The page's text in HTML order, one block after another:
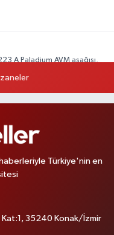
A Paladium AVM aşağısı,
QNB BANK
KARŞISI
Türkiye'nin en
Kat:1, 35240 Konak/İzmir